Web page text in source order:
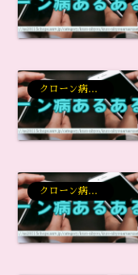
クローン病あるある雑談
クローン病あるある雑談